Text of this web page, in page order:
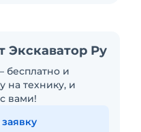
Экскаватор Ру
бесплатно и
на технику, и
вами!